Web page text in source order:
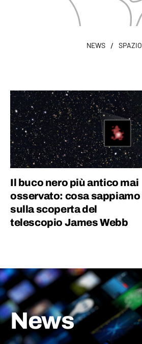
NEWS / SPAZIO
Il buco nero più antico mai
osservato: cosa sappiamo
sulla scoperta del
telescopio James Webb
News